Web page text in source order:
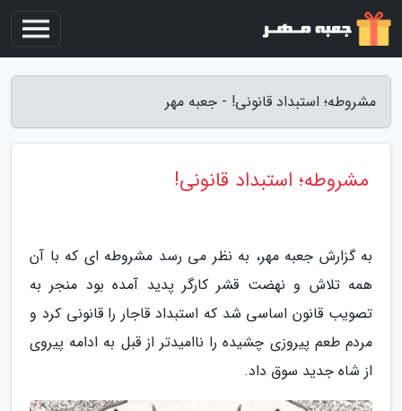
مشروطه؛ استبداد قانونی! - جعبه مهر
مشروطه؛ استبداد قانونی!
به گزارش جعبه مهر، به نظر می رسد مشروطه ای که با آن
همه تلاش و نهضت قشر کارگر پدید آمده بود منجر به
تصویب قانون اساسی شد که استبداد قاجار را قانونی کرد و
مردم طعم پیروزی چشیده را ناامیدتر از قبل به ادامه پیروی
از شاه جدید سوق داد.